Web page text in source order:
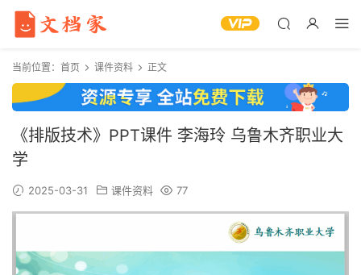
当前位置： 首页 课件资料 正文
《排版技术》PPT课件 李海玲 乌鲁木齐职业大
学
2025-03-31 课件资料 77